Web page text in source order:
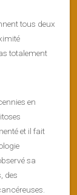
tous deux
totalement
en
et il fait
sa
des